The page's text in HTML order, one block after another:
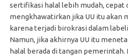
sertifikasi halal lebih mudah, cepat
mengkhawatirkan jika UU itu akan
karena terjadi birokrasi dalam
Namun, jika akhirnya UU itu
halal berada di tangan pemerintah.